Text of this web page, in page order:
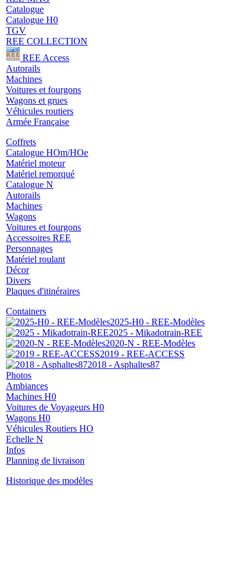
Catalogue
Catalogue H0
TGV
REE COLLECTION
REE Access
Autorails
Machines
Voitures et fourgons
Wagons et grues
Véhicules routiers
Armée Française
Coffrets
Catalogue HOm/HOe
Matériel moteur
Matériel remorqué
Catalogue N
Autorails
Machines
Wagons
Voitures et fourgons
Accessoires REE
Personnages
Matériel roulant
Décor
Divers
Plaques d'itinéraires
Containers
2025-H0 - REE-Modèles
2025 - Mikadotrain-REE
2020-N - REE-Modèles
2019 - REE-ACCESS
2018 - Asphaltes87
Photos
Ambiances
Machines H0
Voitures de Voyageurs H0
Wagons H0
Véhicules Routiers HO
Echelle N
Infos
Planning de livraison
Historique des modèles